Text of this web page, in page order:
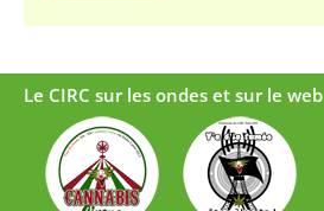
Le CIRC sur les ondes et sur le web